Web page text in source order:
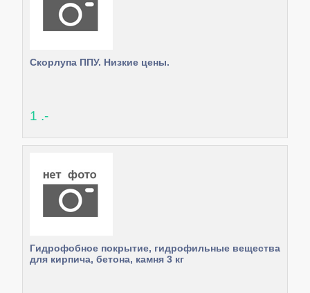
Скорлупа ППУ. Низкие цены.
1 .-
Гидрофобное покрытие, гидрофильные вещества
для кирпича, бетона, камня 3 кг